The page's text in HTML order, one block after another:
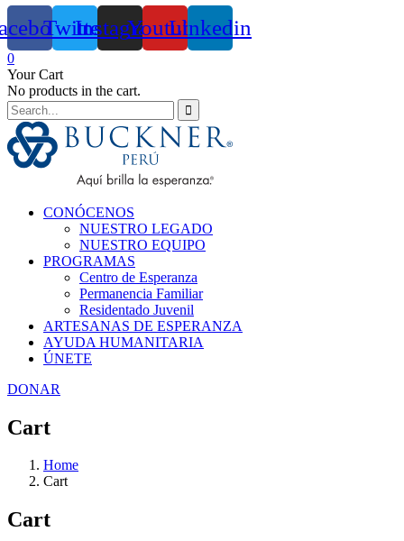
TwitterInstagramYoutubeLinkedin
0
Your Cart
No products in the cart.
CONÓCENOS
NUESTRO LEGADO
NUESTRO EQUIPO
PROGRAMAS
Centro de Esperanza
Permanencia Familiar
Residentado Juvenil
ARTESANAS DE ESPERANZA
AYUDA HUMANITARIA
ÚNETE
DONAR
Cart
Home
Cart
Cart